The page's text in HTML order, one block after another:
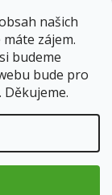
našich
zájem.
budeme
bude pro
. Děkujeme.
kteří
0,1 g)